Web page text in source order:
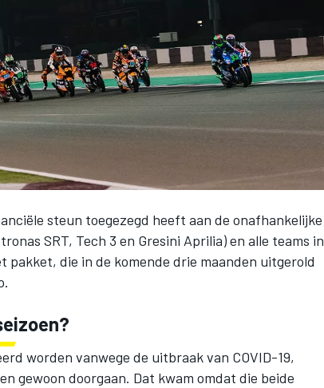
steun toegezegd heeft aan de onafhankelijke
SRT, Tech 3 en Gresini Aprilia) en alle teams in
pakket, die in de komende drie maanden uitgerold
worden vanwege de uitbraak van COVID-19,
gewoon doorgaan. Dat kwam omdat die beide